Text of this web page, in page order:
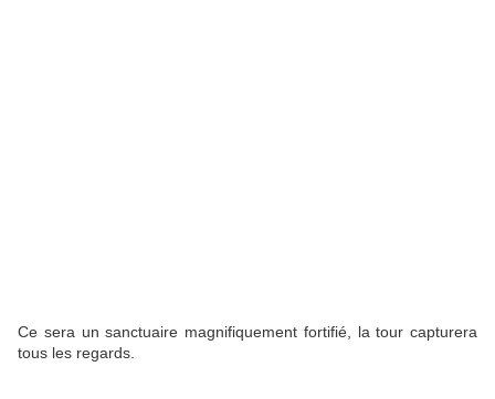
Ce sera un sanctuaire magnifiquement fortifié, la tour capturera
tous les regards.